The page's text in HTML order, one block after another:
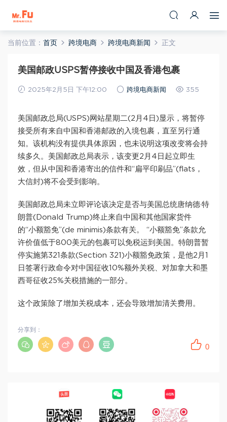
当前位置： 首页 跨境电商 跨境电商新闻 正文
美国邮政USPS暂停接收中国及香港包裹
2025年2月5日 下午12:00 跨境电商新闻 355
美国邮政总局(USPS)网站星期二(2月4日)显示，将暂停
接受所有来自中国和香港邮政的入境包裹，直至另行通
知。该机构没有提供具体原因，也未说明这项改变将会持
续多久。美国邮政总局表示，该变更2月4日起立即生
效，但从中国和香港寄出的信件和“扁平印刷品”(flats，
大信封)将不会受到影响。
美国邮政总局未立即评论该决定是否与美国总统唐纳德·特
朗普(Donald Trump)终止来自中国和其他国家货件
的“小额豁免”(de minimis)条款有关。 “小额豁免”条款允
许价值低于800美元的包裹可以免税运到美国。特朗普暂
停实施第321条款(Section 321)小额豁免政策，是他2月1
日签署行政命令对中国征收10%额外关税、对加拿大和墨
西哥征收25%关税措施的一部分。
这个政策除了增加关税成本，还会导致增加清关费用。
0
分享到：